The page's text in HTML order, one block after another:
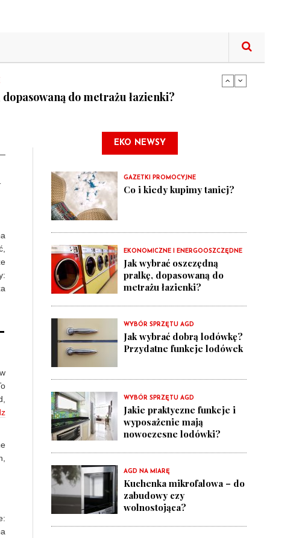
do metrażu łazienki?
funkcje lodówekEKO NEWSY
GAZETKI PROMOCYJNE
Co i kiedy kupimy taniej?
EKONOMICZNE I ENERGOOSZCZĘDNE
Jak wybrać oszczędną
pralkę, dopasowaną do
metrażu łazienki?
WYBÓR SPRZĘTU AGD
Jak wybrać dobrą lodówkę?
Przydatne funkcje lodówek
WYBÓR SPRZĘTU AGD
Jakie praktyczne funkcje i
wyposażenie mają
nowoczesne lodówki?
AGD NA MIARĘ
Kuchenka mikrofalowa – do
zabudowy czy
wolnostojąca?